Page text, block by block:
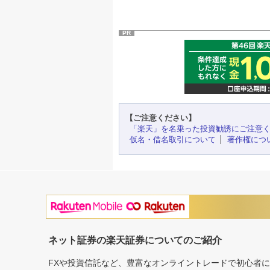
PR
【ご注意ください】
「楽天」を名乗った投資勧誘にご注意
仮名・借名取引について
著作権につ
ネット証券の楽天証券についてのご紹介
FXや投資信託など、豊富なオンライントレードで初心者